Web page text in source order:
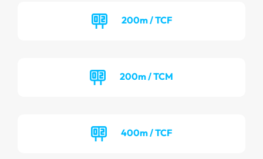
200m / TCF
200m / TCM
400m / TCF